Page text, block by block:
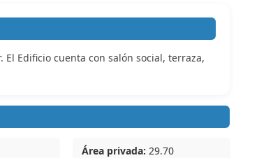
Edificio cuenta con salón social, terraza,
Área privada: 29.70